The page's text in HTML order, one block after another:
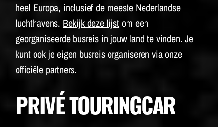
heel Europa, inclusief de meeste Nederlandse
luchthavens. Bekijk deze lijstom een ​​
georganiseerde busreis in jouw land te vinden. Je
kunt ook je eigen busreis organiseren via onze
officiële partners.
PRIVÉ TOURINGCAR